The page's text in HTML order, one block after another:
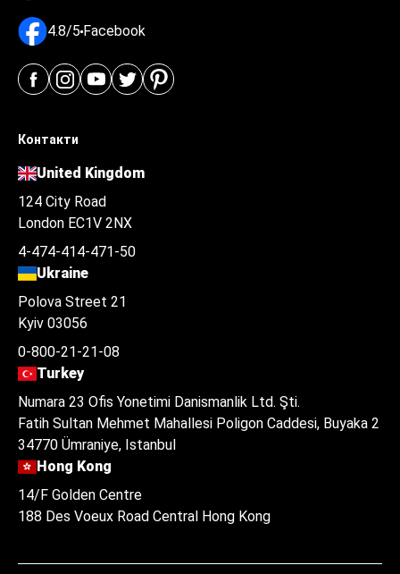
4.8/5 Facebook
Контакти
United Kingdom
124 City Road
London EC1V 2NX
4-474-414-471-50
Ukraine
Polova Street 21
Kyiv 03056
0-800-21-21-08
Turkey
Numara 23 Ofis Yonetimi Danismanlik Ltd. Şti.
Fatih Sultan Mehmet Mahallesi Poligon Caddesi, Buyaka 2
34770 Ümraniye, Istanbul
Hong Kong
14/F Golden Centre
188 Des Voeux Road Central Hong Kong